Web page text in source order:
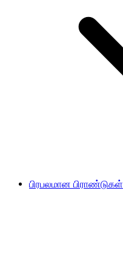
பிரபலமான பிராண்டுகள்